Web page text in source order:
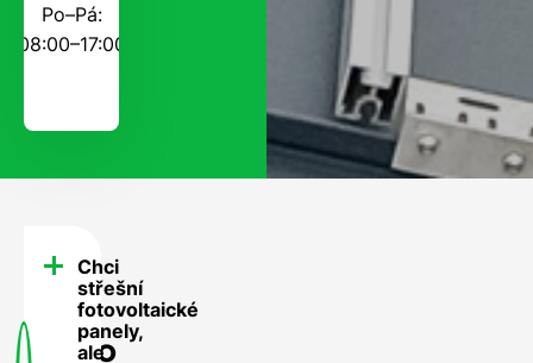
Po–Pá:
08:00–17:00
FAQ
-
Často
Chci
střešní
fotovoltaické
panely,
ale